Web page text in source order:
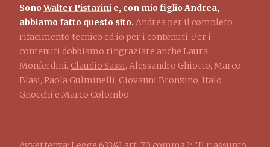
SonoWalter Pistarini e, con mio figlio Andrea,
abbiamo fatto questo sito. Andrea per il completo
rifacimento tecnico ed io per i contenuti. Per i
contenuti dobbiamo ringraziare anche Laura
Monferdini, Claudio Sassi, Alessandro Ghiotto, Marco
Blasi, Paola Gulminelli, Giovanni Bronzino, Italo
Gnocchi e Marco Colombo.